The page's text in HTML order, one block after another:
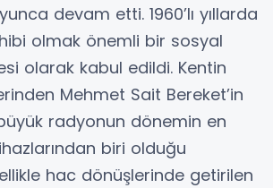
devam etti. 1960’lı yıllarda
olmak önemli bir sosyal
olarak kabul edildi. Kentin
Mehmet Sait Bereket’in
radyonun dönemin en
biri olduğu
hac dönüşlerinde getirilen